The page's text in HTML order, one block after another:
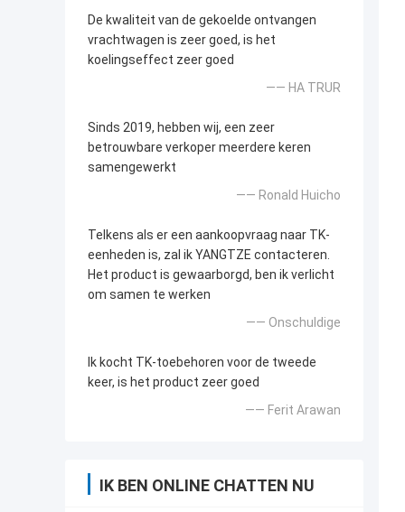
De kwaliteit van de gekoelde ontvangen
vrachtwagen is zeer goed, is het
koelingseffect zeer goed
—— HA TRUR
Sinds 2019, hebben wij, een zeer
betrouwbare verkoper meerdere keren
samengewerkt
—— Ronald Huicho
Telkens als er een aankoopvraag naar TK-
eenheden is, zal ik YANGTZE contacteren.
Het product is gewaarborgd, ben ik verlicht
om samen te werken
—— Onschuldige
Ik kocht TK-toebehoren voor de tweede
keer, is het product zeer goed
—— Ferit Arawan
IK BEN ONLINE CHATTEN NU